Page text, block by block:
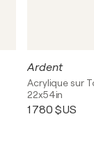
Ardent
Acrylique sur
22x54in
1 780 $US